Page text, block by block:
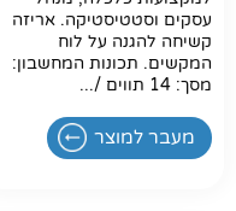
עסקים וסטטיסטיקה. אריזה
קשיחה להגנה על לוח
המקשים. תכונות המחשבון:
מסך: 14 תווים /...
מעבר למוצר